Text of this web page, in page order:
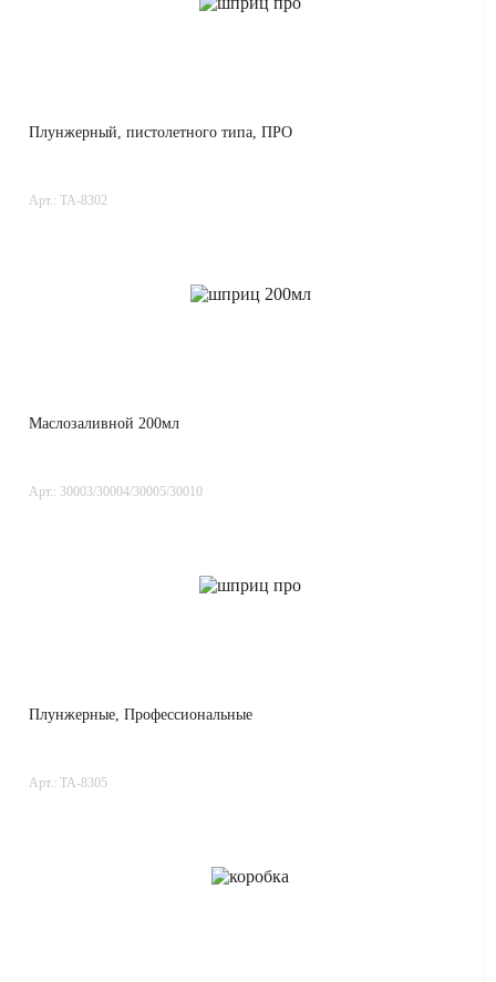
Плунжерный, пистолетного типа, ПРО
Арт.: TA-8302
Маслозаливной 200мл
Арт.: 30003/30004/30005/30010
Плунжерные, Профессиональные
Арт.: TA-8305